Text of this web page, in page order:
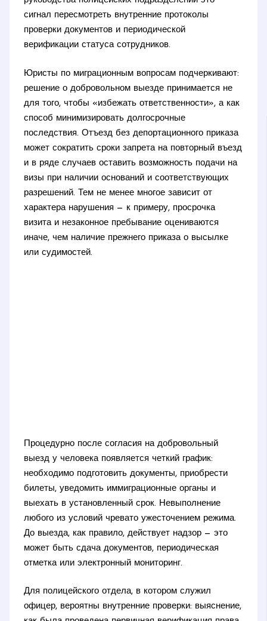
сигнал пересмотреть внутренние протоколы
проверки документов и периодической
верификации статуса сотрудников.
Юристы по миграционным вопросам подчеркивают:
решение о добровольном выезде принимается не
для того, чтобы «избежать ответственности», а как
способ минимизировать долгосрочные
последствия. Отъезд без депортационного приказа
может сократить сроки запрета на повторный въезд
и в ряде случаев оставить возможность подачи на
визы при наличии оснований и соответствующих
разрешений. Тем не менее многое зависит от
характера нарушения — к примеру, просрочка
визита и незаконное пребывание оцениваются
иначе, чем наличие прежнего приказа о высылке
или судимостей.
Процедурно после согласия на добровольный
выезд у человека появляется четкий график:
необходимо подготовить документы, приобрести
билеты, уведомить иммиграционные органы и
выехать в установленный срок. Невыполнение
любого из условий чревато ужесточением режима.
До выезда, как правило, действует надзор — это
может быть сдача документов, периодическая
отметка или электронный мониторинг.
Для полицейского отдела, в котором служил
офицер, вероятны внутренние проверки: выяснение,